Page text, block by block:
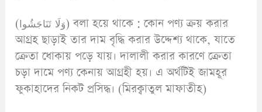
(وَلَا تَنَاجَشُوا) বলা হয়ে থাকে : কোন পণ্য ক্রয় করার
আগ্রহ ছাড়াই তার দাম বৃদ্ধি করার উদ্দেশ্য থাকে, যাতে
ক্রেতা ধোকায় পড়ে যায়। দালালী করার কারণে ক্রেতা
চড়া দামে পণ্য কেনায় আগ্রহী হয়। এ অর্থটিই জামহূর
ফুকাহাদের নিকট প্রসিদ্ধ। (মিরক্বাতুল মাফাতীহ)